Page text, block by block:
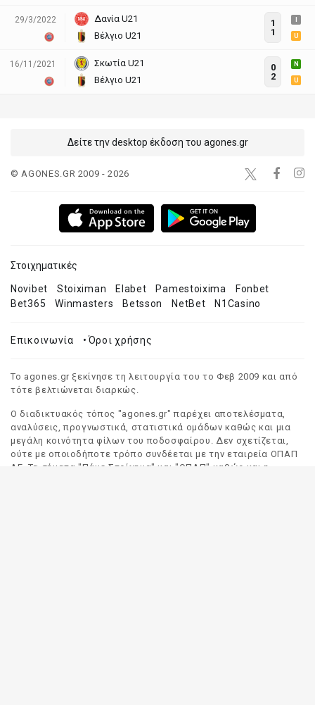
29/3/2022
Δανία U21
Βέλγιο U21
1
1
U
16/11/2021
Σκωτία U21
Βέλγιο U21
0
2
N
U
Δείτε την desktop έκδοση του agones.gr
© AGONES.GR 2009 - 2026
Στοιχηματικές
Novibet Stoiximan Elabet Pamestoixima
Fonbet
Bet365
Winmasters Betsson NetBet N1Casino
Επικοινωνία •Όροι χρήσης
Το agones.gr ξεκίνησε τη λειτουργία του το Φεβ 2009 και από
τότε βελτιώνεται διαρκώς.
Ο διαδικτυακός τόπος "agones.gr" παρέχει αποτελέσματα,
αναλύσεις, προγνωστικά, στατιστικά ομάδων καθώς και μια
μεγάλη κοινότητα φίλων του ποδοσφαίρου. Δεν σχετίζεται,
ούτε με οποιοδήποτε τρόπο συνδέεται με την εταιρεία ΟΠΑΠ
ΑΕ. Τα σήματα "Πάμε Στοίχημα" και "ΟΠΑΠ" καθώς και η